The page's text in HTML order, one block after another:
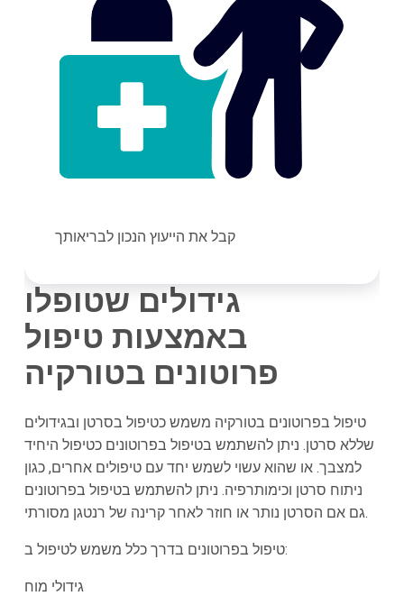
קבל את הייעוץ הנכון לבריאותך
גידולים שטופלו
באמצעות טיפול
פרוטונים בטורקיה
טיפול בפרוטונים בטורקיה משמש כטיפול בסרטן ובגידולים
שללא סרטן. ניתן להשתמש בטיפול בפרוטונים כטיפול היחיד
למצבך. או שהוא עשוי לשמש יחד עם טיפולים אחרים, כגון
ניתוח סרטן וכימותרפיה. ניתן להשתמש בטיפול בפרוטונים
גם אם הסרטן נותר או חוזר לאחר קרינה של רנטגן מסורתי.
טיפול בפרוטונים בדרך כלל משמש לטיפול ב:
גידולי מוח